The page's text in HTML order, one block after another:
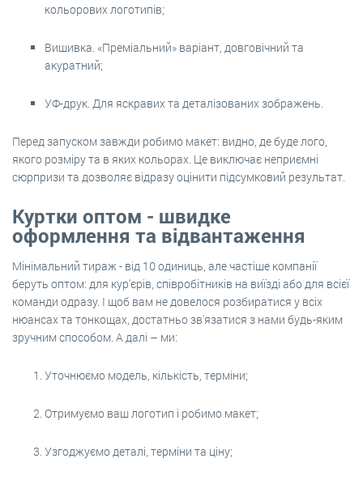
кольорових логотипів;
Вишивка. «Преміальний» варіант, довговічний та
акуратний;
УФ-друк. Для яскравих та деталізованих зображень.
Перед запуском завжди робимо макет: видно, де буде лого,
якого розміру та в яких кольорах. Це виключає неприємні
сюрпризи та дозволяє відразу оцінити підсумковий результат.
Куртки оптом - швидке
оформлення та відвантаження
Мінімальний тираж - від 10 одиниць, але частіше компанії
беруть оптом: для кур'єрів, співробітників на виїзді або для всієї
команди одразу. І щоб вам не довелося розбиратися у всіх
нюансах та тонкощах, достатньо зв'язатися з нами будь-яким
зручним способом. А далі – ми:
Уточнюємо модель, кількість, терміни;
Отримуємо ваш логотип і робимо макет;
Узгоджуємо деталі, терміни та ціну;